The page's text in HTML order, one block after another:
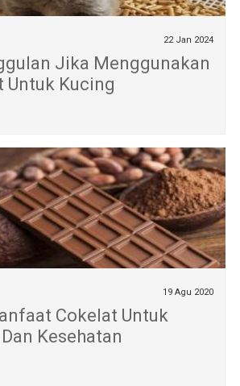
22 Jan 2024
Jika Menggunakan
Untuk Kucing
19 Agu 2020
Cokelat Untuk
Kesehatan